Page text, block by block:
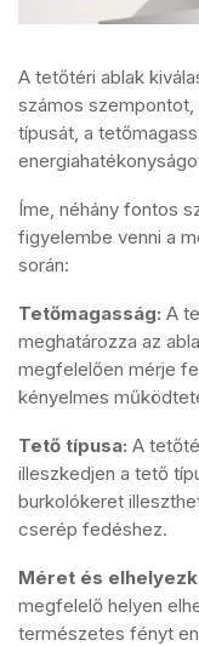
A tetőtéri ablak
számos szempontot,
típusát, a
Íme, néhány fontos
figyelembe venni a
során:
Tetőmagasság: A
meghatározza az
megfelelően mérje
kényelmes
Tető típusa: A
illeszkedjen a tető
burkolókeret
cserép fedéshez.
Méret és
megfelelő helyen
természetes fényt